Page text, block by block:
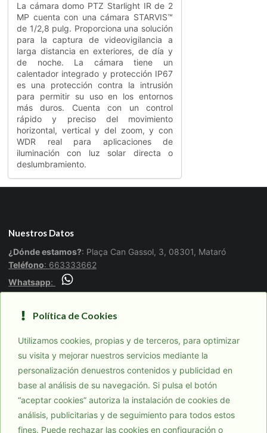
La cámara domo PTZ Starlight IR de 2
MP cuenta con una cámara STARVIS™
de 1/2,8 pulg. Proporciona una solución
para la captura de videovigilancia a
larga distancia en exteriores, de día y
de noche. La cámara tiene un
calentador integrado y protección IP67
es una protección contra la intrusión
para permitir su uso en los entornos
más duros. Cuenta con un control
rápido y preciso del movimiento
horizontal, vertical y del zoom, y con
WDR real para aplicaciones de
iluminación con luz solar directa o
deslumbramiento.
Nuestros Datos
¿Dónde estamos?: Plaça Can Gassol, 3, 08301, Mataró
Teléfono: 663333662
Whatsapp:
Política de Cookies
Política de privacidad
Descargas
Visiona.cat
Política de Cookies
Utilizamos cookies, propias y de terceros, para optimizar
su visita y mejorar nuestros servicios mediante la
personalización denuestros contenidos y publicidad en
base al análisis de su navegación. Si pulsa el botón
“aceptar cookies” autoriza la instalación de cookies de
análisis, publicitarias y de seguimiento para todos estos
fines. Puede rechazar las cookies en configuración o